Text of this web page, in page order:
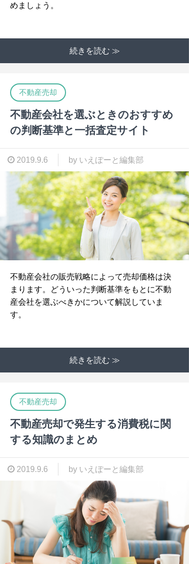
めましょう。
続きを読む ≫
不動産売却
不動産会社を選ぶときのおすすめ
の判断基準と一括査定サイト
2019.9.6 by いえぽーと編集部
不動産会社の販売戦略によって売却価格は決
まります。どういった判断基準をもとに不動
産会社を選ぶべきかについて解説していま
す。
続きを読む ≫
不動産売却
不動産売却で発生する消費税に関
する知識のまとめ
2019.9.6 by いえぽーと編集部